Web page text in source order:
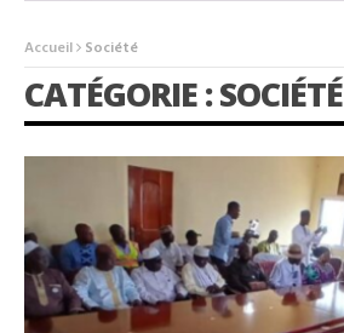
Accueil Société
CATÉGORIE : SOCIÉTÉ